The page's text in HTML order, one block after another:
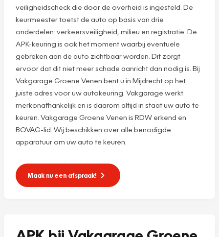
veiligheidscheck die door de overheid is ingesteld. De
keurmeester toetst de auto op basis van drie
onderdelen: verkeersveiligheid, milieu en registratie. De
APK-keuring is ook het moment waarbij eventuele
gebreken aan de auto zichtbaar worden. Dit zorgt
ervoor dat dit niet meer schade aanricht dan nodig is. Bij
Vakgarage Groene Venen bent u in Mijdrecht op het
juiste adres voor uw autokeuring. Vakgarage werkt
merkonafhankelijk en is daarom altijd in staat uw auto te
keuren. Vakgarage Groene Venen is RDW erkend en
BOVAG-lid. Wij beschikken over alle benodigde
apparatuur om uw auto te keuren.
Maak nu een afspraak!